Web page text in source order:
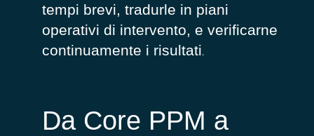
tempi brevi, tradurle in piani
operativi di intervento, e verificarne
continuamente i risultati.
Da Core PPM a